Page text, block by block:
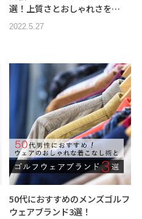
選！上質さとおしゃれさを…
2022.5.27
50代におすすめのメンズゴルフ
ウェアブランド3選！